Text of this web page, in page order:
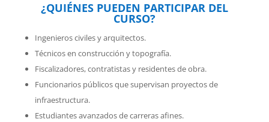
¿QUIÉNES PUEDEN PARTICIPAR DEL
CURSO?
Ingenieros civiles y arquitectos.
Técnicos en construcción y topografía.
Fiscalizadores, contratistas y residentes de obra.
Funcionarios públicos que supervisan proyectos de
infraestructura.
Estudiantes avanzados de carreras afines.